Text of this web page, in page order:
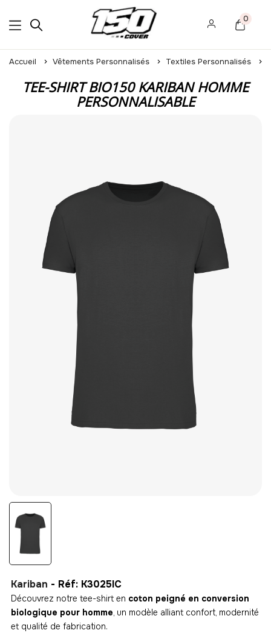
0
Accueil Vêtements Personnalisés Textiles Personnalisés
TEE-SHIRT BIO150 KARIBAN HOMME
PERSONNALISABLE
Kariban - Réf: K3025IC
Découvrez notre tee-shirt en coton peigné en conversion
biologique pour homme, un modèle alliant confort, modernité
et qualité de fabrication.